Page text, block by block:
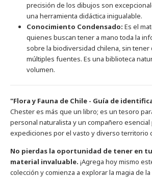
precisión de los dibujos son
una herramienta didáctica inigualable.
Conocimiento Condensado: Es el
quienes buscan tener a mano toda la
sobre la biodiversidad chilena, sin tener
múltiples fuentes. Es una biblioteca
volumen.
"Flora y Fauna de Chile - Guía de
Chester es más que un libro; es un tesoro
personal naturalista y un compañero esencial
expediciones por el vasto y diverso territorio
No pierdas la oportunidad de tener en
material invaluable. ¡Agrega hoy mismo
colección y comienza a explorar la magia de